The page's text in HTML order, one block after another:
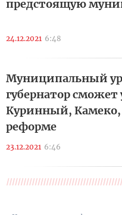
предстоящую
24.12.2021 6:48
Муниципальный
губернатор
Куринный, Камеко,
реформе
23.12.2021 6:46